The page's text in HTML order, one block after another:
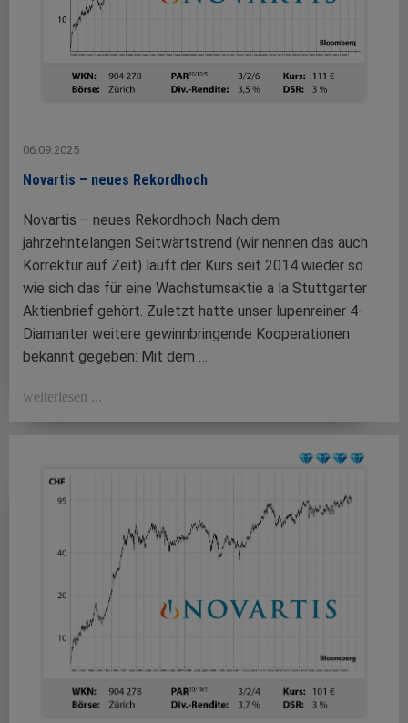
06.09.2025
Novartis – neues Rekordhoch
Novartis – neues Rekordhoch Nach dem
jahrzehntelangen Seitwärtstrend (wir nennen das auch
Korrektur auf Zeit) läuft der Kurs seit 2014 wieder so
wie sich das für eine Wachstumsaktie a la Stuttgarter
Aktienbrief gehört. Zuletzt hatte unser lupenreiner 4-
Diamanter weitere gewinnbringende Kooperationen
bekannt gegeben: Mit dem …
weiterlesen ...